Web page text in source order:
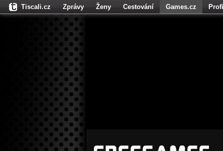
Tiscali.cz Zprávy Ženy Cestování Games.cz
Fights.cz